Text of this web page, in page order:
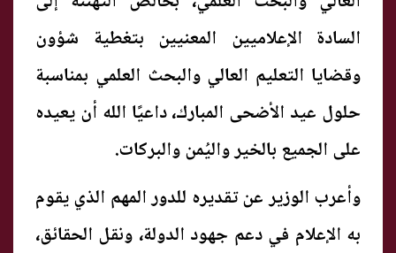
السادة الإعلاميين المعنيين بتغطية شؤون
وقضايا التعليم العالي والبحث العلمي بمناسبة
حلول عيد الأضحى المبارك، داعيًا الله أن يعيده
على الجميع بالخير واليُمن والبركات.
وأعرب الوزير عن تقديره للدور المهم الذي يقوم
به الإعلام في دعم جهود الدولة، ونقل الحقائق،